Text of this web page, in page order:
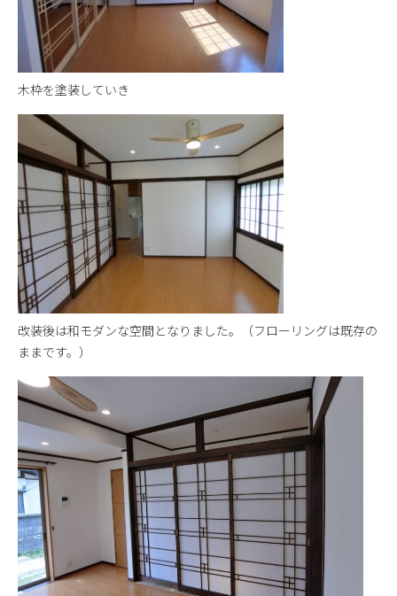
木枠を塗装していき
改装後は和モダンな空間となりました。（フローリングは既存の
ままです。）